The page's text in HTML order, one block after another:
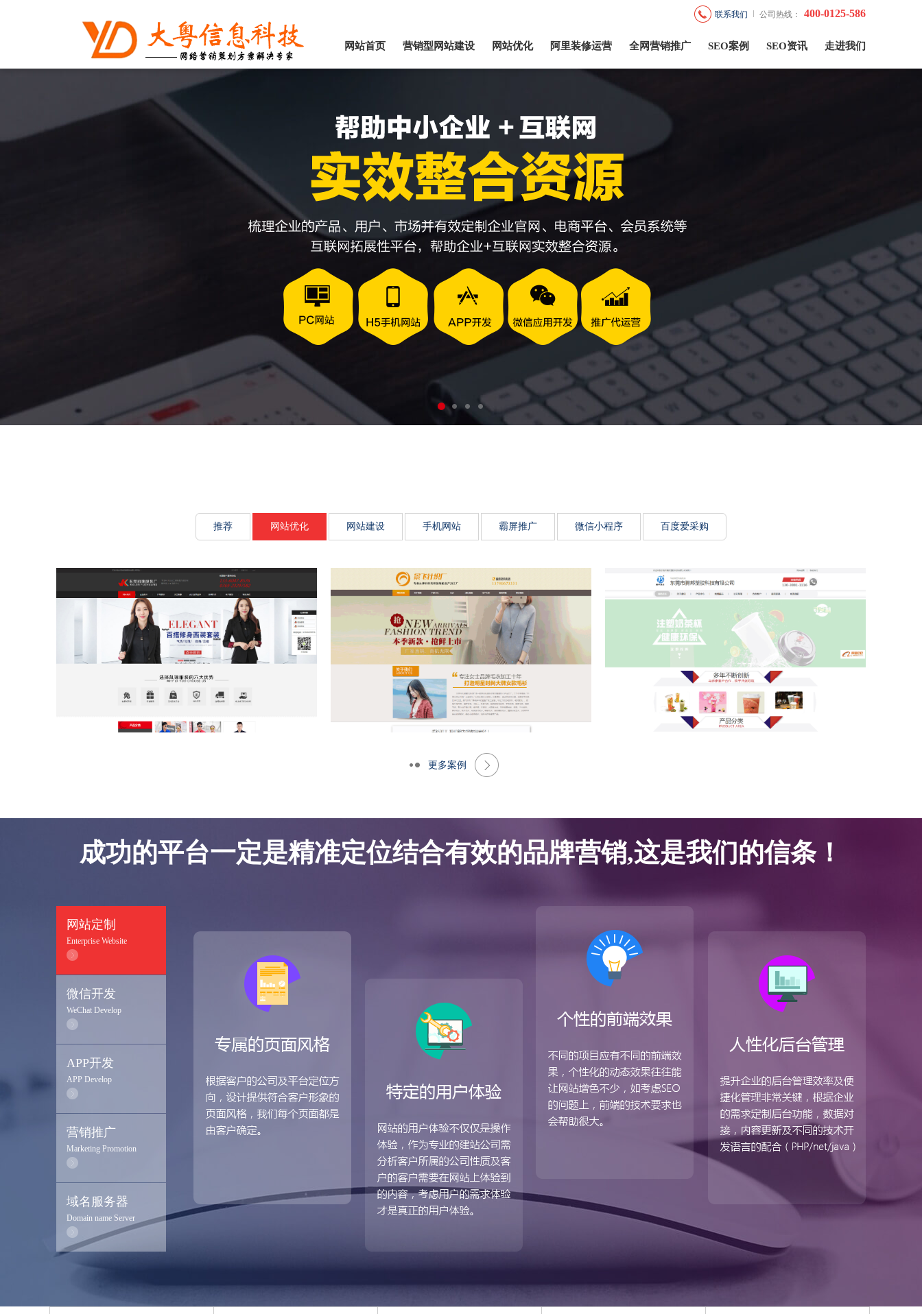
网站首页 营销型网站建设 网站优化 阿里装修运营 全网营销推广 SEO案例 SEO资讯 走进我们
联系我们 公司热线： 400-0125-586
推荐 网站优化 网站建设 手机网站 霸屏推广 微信小程序 百度爱采购
网站优化案例-大朗景飞针织厂
更多案例
成功的平台一定是精准定位结合有效的品牌营销,这是我们的信条！
网站定制
Enterprise Website
微信开发
WeChat Develop
APP开发
APP Develop
营销推广
Marketing Promotion
域名服务器
Domain name Server